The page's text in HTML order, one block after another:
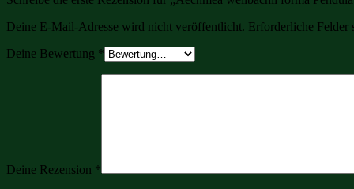
Deine E-Mail-Adresse wird nicht veröffentlicht. Erforderliche Felder
Deine Bewertung *
Deine Rezension *